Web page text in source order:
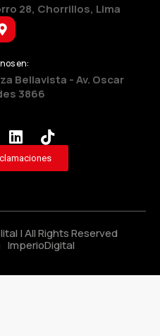
28, Chorrillos, Lima
en:
Bellavista - Av. Oscar
3866
| All Rights Reserved
ImperioDigital